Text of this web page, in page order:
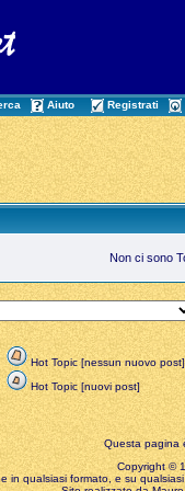
Aiuto Registrati
Non ci sono
Hot Topic [nessun nuovo post]
Hot Topic [nuovi post]
Questa pagina
Copyright ©
in qualsiasi formato, e su